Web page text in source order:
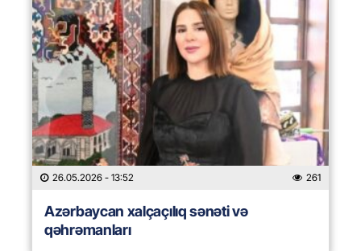
26.05.2026 - 13:52 261
Azərbaycan xalçaçılıq sənəti və
qəhrəmanları